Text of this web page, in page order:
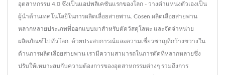
อุตสาหกรรม 4.0 ซึ่งเป็นแอปพลิเคชันแรกของโลก - วางตำแหน่งตัวเองเป็น
ผู้นำด้านเทคโนโลยีในการผลิตเลื่อยสายพาน. Cosen ผลิตเลื่อยสายพาน
หลากหลายประเภทที่ออกแบบมาสำหรับตัดวัสดุโลหะ และจัดจำหน่าย
ผลิตภัณฑ์ไปทั่วโลก. ด้วยประสบการณ์และความเชี่ยวชาญที่กว้างขวางใน
ด้านการผลิตเลื่อยสายพาน เรามีความสามารถในการตัดที่หลากหลายซึ่ง
ปรับให้เหมาะสมกับความต้องการของอุตสาหกรรมต่างๆ รวมถึงการ